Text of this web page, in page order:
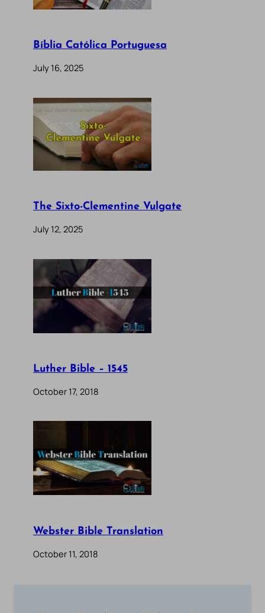
Bíblia Católica Portuguesa
July 16, 2025
The Sixto-Clementine Vulgate
July 12, 2025
Luther Bible – 1545
October 17, 2018
Webster Bible Translation
October 11, 2018